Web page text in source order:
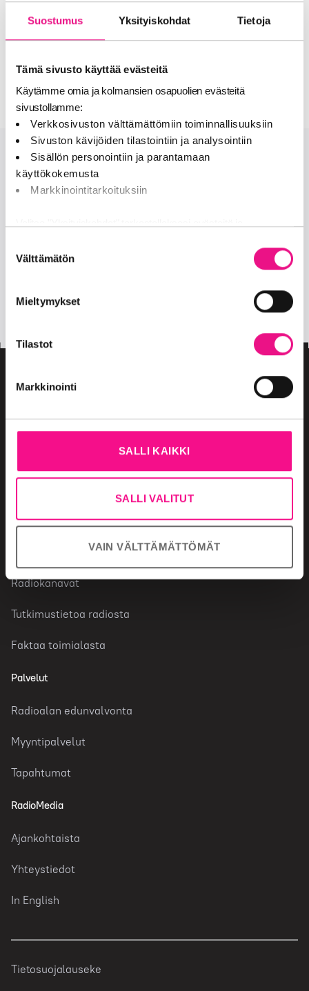
Suostumus Yksityiskohdat Tietoja
Tämä sivusto käyttää evästeitä
Käytämme omia ja kolmansien osapuolien evästeitä
sivustollamme:
Verkkosivuston välttämättömiin toiminnallisuuksiin
Sivuston kävijöiden tilastointiin ja analysointiin
Sisällön personointiin ja parantamaan
käyttökokemusta
Markkinointitarkoituksiin
Jaamme sosiaalisen median, mainosalan ja analytiikka-alan
kumppaneillemme tietoja siitä, miten käytät sivustoamme.
Kumppanimme voivat yhdistää näitä tietoja muihin tietoihin,
heidän palvelujaan (esim. Google).
valinta
Välttämätön
Mieltymykset
Tilastot
Markkinointi
SALLI KAIKKI
SALLI VALITUT
VAIN VÄLTTÄMÄTTÖMÄT
siirtää hakemusten käsittelyn valtioneuvostolle ja
ilmoittaa siirrosta hakijalle. Myönnettävät toimiluvat
hakija ehdota lyhyempää voimassaoloaikaa.
Onko sinulla lisää kysymyksiä?
twitter facebook
Radiomainonta
Mainonnan säännöt
Radiokanavat
Tutkimustietoa radiosta
Faktaa toimialasta
Palvelut
Radioalan edunvalvonta
Myyntipalvelut
Tapahtumat
RadioMedia
Ajankohtaista
Yhteystiedot
In English
Tietosuojalauseke